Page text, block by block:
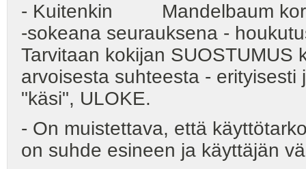
- Kuitenkin Mandelbaum
-sokeana seurauksena -
Tarvitaan kokijan SUOSTUMUS
arvoisesta suhteesta -
"käsi", ULOKE.
- On muistettava, että
on suhde esineen ja käyttäjän